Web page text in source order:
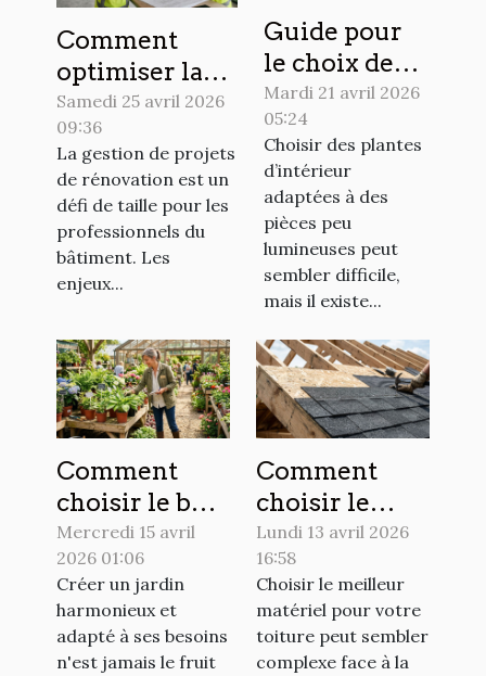
Comment
optimiser la
gestion de
projets de
rénovation
pour les
professionnels
?
Samedi 25 avril 2026
09:36
La gestion de projets
de rénovation est un
défi de taille pour les
professionnels du
bâtiment. Les
enjeux...
Guide pour
le choix de
plantes
d'intérieur
peu
exigeantes
en lumière
Mardi 21 avril 2026
05:24
Choisir des plantes
d’intérieur
adaptées à des
pièces peu
lumineuses peut
sembler difficile,
mais il existe...
Comment
choisir le bon
spécialiste
pour la
création de
votre jardin ?
Mercredi 15 avril
2026 01:06
Créer un jardin
harmonieux et
adapté à ses besoins
n'est jamais le fruit
Comment
choisir le
meilleur
matériel pour
votre toiture
?
Lundi 13 avril 2026
16:58
Choisir le meilleur
matériel pour votre
toiture peut sembler
complexe face à la